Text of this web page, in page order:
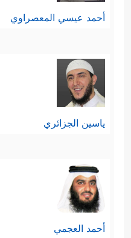
أحمد عيسي المعصراوي
ياسين الجزائري
أحمد العجمي